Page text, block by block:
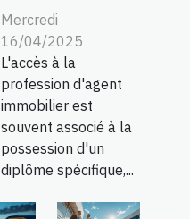
Mercredi
16/04/2025
L'accès à la
profession d'agent
immobilier est
souvent associé à la
possession d'un
diplôme spécifique,...